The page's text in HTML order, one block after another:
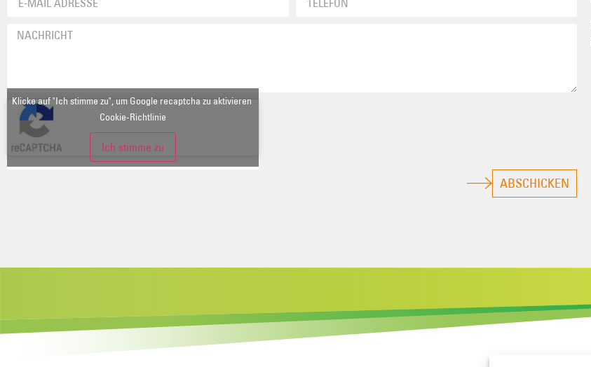
Klicke auf "Ich stimme zu", um Google recaptcha zu aktivieren
Cookie-Richtlinie
Ich stimme zu
ABSCHICKEN